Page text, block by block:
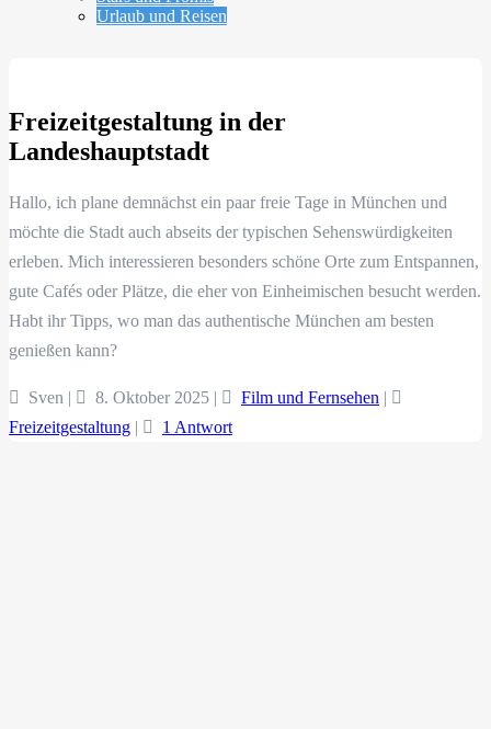
Urlaub und Reisen
Freizeitgestaltung in der
Landeshauptstadt
Hallo, ich plane demnächst ein paar freie Tage in München und
möchte die Stadt auch abseits der typischen Sehenswürdigkeiten
erleben. Mich interessieren besonders schöne Orte zum Entspannen,
gute Cafés oder Plätze, die eher von Einheimischen besucht werden.
Habt ihr Tipps, wo man das authentische München am besten
genießen kann?
Sven | 8. Oktober 2025 | Film und Fernsehen |
Freizeitgestaltung | 1 Antwort